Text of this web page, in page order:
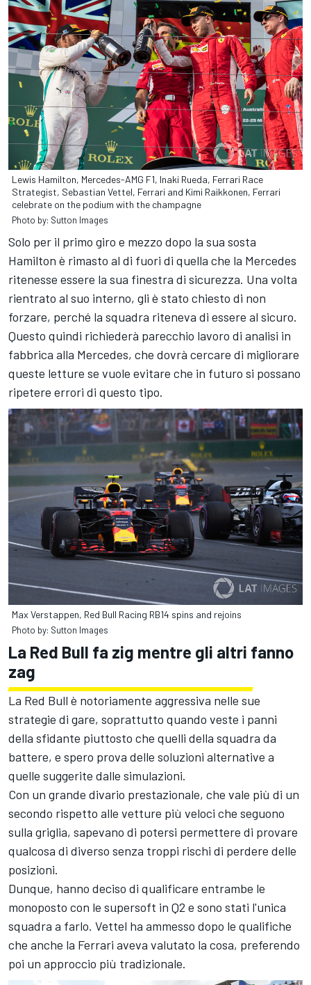
Lewis Hamilton, Mercedes-AMG F1, Inaki Rueda, Ferrari Race
Strategist, Sebastian Vettel, Ferrari and Kimi Raikkonen, Ferrari
celebrate on the podium with the champagne
Photo by: Sutton Images
Solo per il primo giro e mezzo dopo la sua sosta
Hamilton è rimasto al di fuori di quella che la Mercedes
ritenesse essere la sua finestra di sicurezza. Una volta
rientrato al suo interno, gli è stato chiesto di non
forzare, perché la squadra riteneva di essere al sicuro.
Questo quindi richiederà parecchio lavoro di analisi in
fabbrica alla Mercedes, che dovrà cercare di migliorare
queste letture se vuole evitare che in futuro si possano
ripetere errori di questo tipo.
Max Verstappen, Red Bull Racing RB14 spins and rejoins
Photo by: Sutton Images
La Red Bull fa zig mentre gli altri fanno
zag
La Red Bull è notoriamente aggressiva nelle sue
strategie di gare, soprattutto quando veste i panni
della sfidante piuttosto che quelli della squadra da
battere, e spero prova delle soluzioni alternative a
quelle suggerite dalle simulazioni.
Con un grande divario prestazionale, che vale più di un
secondo rispetto alle vetture più veloci che seguono
sulla griglia, sapevano di potersi permettere di provare
qualcosa di diverso senza troppi rischi di perdere delle
posizioni.
Dunque, hanno deciso di qualificare entrambe le
monoposto con le supersoft in Q2 e sono stati l'unica
squadra a farlo. Vettel ha ammesso dopo le qualifiche
che anche la Ferrari aveva valutato la cosa, preferendo
poi un approccio più tradizionale.